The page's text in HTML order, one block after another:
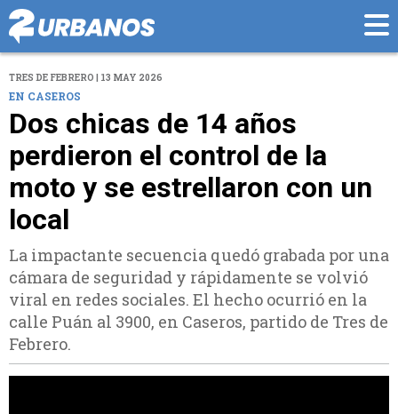
TRES DE FEBRERO | 13 MAY 2026
EN CASEROS
Dos chicas de 14 años
perdieron el control de la
moto y se estrellaron con un
local
La impactante secuencia quedó grabada por una
cámara de seguridad y rápidamente se volvió
viral en redes sociales. El hecho ocurrió en la
calle Puán al 3900, en Caseros, partido de Tres de
Febrero.